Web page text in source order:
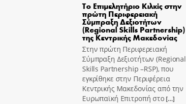
Το Επιμελητήριο Κιλκίς στην
πρώτη Περιφερειακή
Σύμπραξη Δεξιοτήτων
(Regional Skills Partnership)
της Κεντρικής Μακεδονίας
Στην πρώτη Περιφερειακή
Σύμπραξη Δεξιοτήτων (Regional
Skills Partnership –RSP), που
εγκρίθηκε στην Περιφέρεια
Κεντρικής Μακεδονίας από την
Ευρωπαϊκή Επιτροπή στο[…]